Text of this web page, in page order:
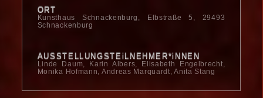
ORT
Kunsthaus Schnacken­burg, Elbstraße 5, 29493
Schnackenburg
AUSSTELLUNGSTEiLNEHMER*iNNEN
Linde Daum, Karin Albers, Elisabeth Engelbrecht,
Monika Hofmann, Andreas Marquardt, Anita Stang